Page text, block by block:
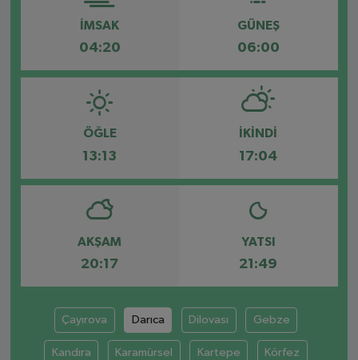
İMSAK
04:20
GÜNEŞ
06:00
ÖĞLE
13:13
İKINDI
17:04
AKŞAM
20:17
YATSI
21:49
Çayırova Darıca Dilovası Gebze
Kandıra Karamürsel Kartepe Körfez